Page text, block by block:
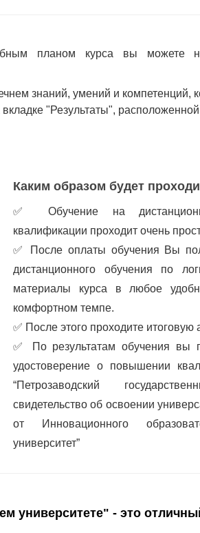
планом курса вы можете
знаний, умений и компетенций,
"Результаты",
Каким образом будет
✅ Обучение на
квалификации проходит очень
✅ После оплаты обучения Вы
дистанционного обучения по
материалы курса в любое
комфортном темпе.
✅ После этого проходите итоговую
✅
По результатам обучения вы
удостоверение о повышении
“Петрозаводский
свидетельство об освоении
от Инновационного
университет”
университете" - это